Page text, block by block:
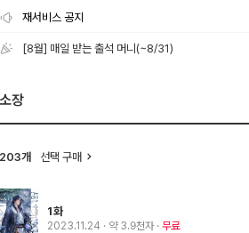
재서비스 공지
[8월] 매일 받는 출석 머니 (~8/31)
소장
203개 선택 구매
1화
2023.11.24 · 약 3.9천자 무료